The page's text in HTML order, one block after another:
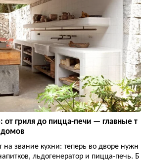
от гриля до пицца-печи — главные т
на звание кухни: теперь во дворе нужн
льдогенератор и пицца-печь. Б